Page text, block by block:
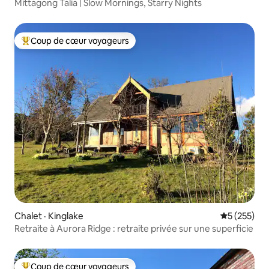
Mittagong Talia | Slow Mornings, Starry Nights
Coup de cœur voyageurs parmi les plus aimés
Coup de cœur voyageurs
Chalet · Kinglake Note
5 (255)
Retraite à Aurora Ridge : retraite privée sur une superficie